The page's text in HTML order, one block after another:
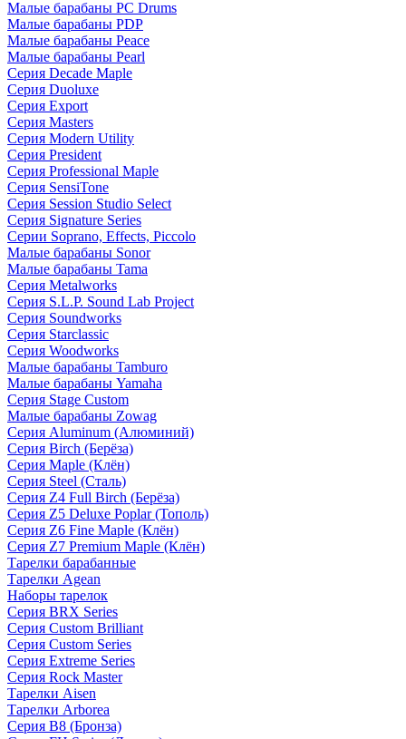
Малые барабаны PC Drums
Малые барабаны PDP
Малые барабаны Peace
Малые барабаны Pearl
Серия Decade Maple
Серия Duoluxe
Серия Export
Серия Masters
Серия Modern Utility
Серия President
Серия Professional Maple
Серия SensiTone
Серия Session Studio Select
Серия Signature Series
Серии Soprano, Effects, Piccolo
Малые барабаны Sonor
Малые барабаны Tama
Серия Metalworks
Серия S.L.P. Sound Lab Project
Серия Soundworks
Серия Starclassic
Серия Woodworks
Малые барабаны Tamburo
Малые барабаны Yamaha
Серия Stage Custom
Малые барабаны Zowag
Серия Aluminum (Алюминий)
Серия Birch (Берёза)
Серия Maple (Клён)
Серия Steel (Сталь)
Серия Z4 Full Birch (Берёза)
Серия Z5 Deluxe Poplar (Тополь)
Серия Z6 Fine Maple (Клён)
Серия Z7 Premium Maple (Клён)
Тарелки барабанные
Тарелки Agean
Наборы тарелок
Серия BRX Series
Серия Custom Brilliant
Серия Custom Series
Серия Extreme Series
Серия Rock Master
Тарелки Aisen
Тарелки Arborea
Серия B8 (Бронза)